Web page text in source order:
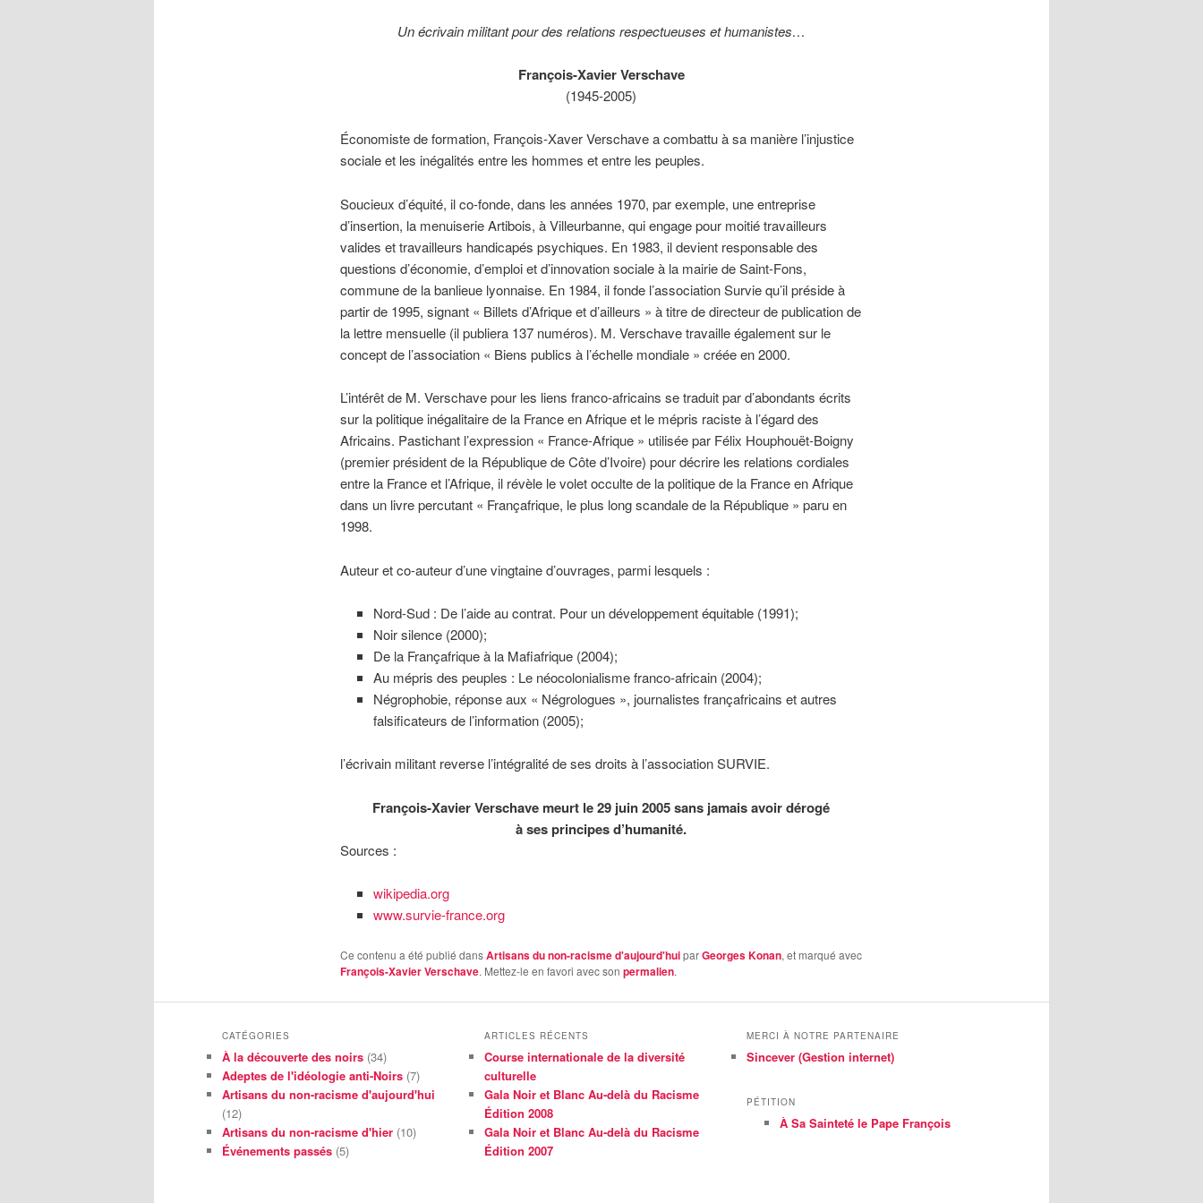
Un écrivain militant pour des relations respectueuses et humanistes…
François-Xavier Verschave
(1945-2005)
Économiste de formation, François-Xaver Verschave a combattu à sa manière l’injustice
sociale et les inégalités entre les hommes et entre les peuples.
Soucieux d’équité, il co-fonde, dans les années 1970, par exemple, une entreprise
d’insertion, la menuiserie Artibois, à Villeurbanne, qui engage pour moitié travailleurs
valides et travailleurs handicapés psychiques. En 1983, il devient responsable des
questions d’économie, d’emploi et d’innovation sociale à la mairie de Saint-Fons,
commune de la banlieue lyonnaise. En 1984, il fonde l’association Survie qu’il préside à
partir de 1995, signant « Billets d’Afrique et d’ailleurs » à titre de directeur de publication de
la lettre mensuelle (il publiera 137 numéros). M. Verschave travaille également sur le
concept de l’association « Biens publics à l’échelle mondiale » créée en 2000.
L’intérêt de M. Verschave pour les liens franco-africains se traduit par d’abondants écrits
sur la politique inégalitaire de la France en Afrique et le mépris raciste à l’égard des
Africains. Pastichant l’expression « France-Afrique » utilisée par Félix Houphouët-Boigny
(premier président de la République de Côte d’Ivoire) pour décrire les relations cordiales
entre la France et l’Afrique, il révèle le volet occulte de la politique de la France en Afrique
dans un livre percutant « Françafrique, le plus long scandale de la République » paru en
1998.
Auteur et co-auteur d’une vingtaine d’ouvrages, parmi lesquels :
Nord-Sud : De l’aide au contrat. Pour un développement équitable (1991);
Noir silence (2000);
De la Françafrique à la Mafiafrique (2004);
Au mépris des peuples : Le néocolonialisme franco-africain (2004);
Négrophobie, réponse aux « Négrologues », journalistes françafricains et autres
falsificateurs de l’information (2005);
l’écrivain militant reverse l’intégralité de ses droits à l’association SURVIE.
François-Xavier Verschave meurt le 29 juin 2005 sans jamais avoir dérogé
à ses principes d’humanité.
Sources :
wikipedia.org
www.survie-france.org
Ce contenu a été publié dansArtisans du non-racisme d'aujourd'huiparGeorges Konan, et marqué avec
François-Xavier Verschave. Mettez-le en favori avec son permalien.
CATÉGORIES
À la découverte des noirs (34)
Adeptes de l'idéologie anti-Noirs (7)
Artisans du non-racisme d'aujourd'hui
(12)
Artisans du non-racisme d'hier (10)
Événements passés (5)
ARTICLES RÉCENTS
Course internationale de la diversité
culturelle
Gala Noir et Blanc Au-delà du Racisme
Édition 2008
Gala Noir et Blanc Au-delà du Racisme
Édition 2007
MERCI À NOTRE PARTENAIRE
Sincever (Gestion internet)
PÉTITION
À Sa Sainteté le Pape François